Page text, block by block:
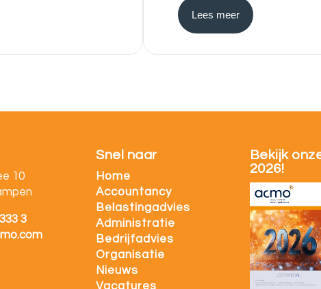
Lees meer
10
3
Snel naar
Home
Accountancy
Belastingadvies
Administratie
Bedrijfadvies
Organisatie
Nieuws
Vacatures
Bekijk
2026!